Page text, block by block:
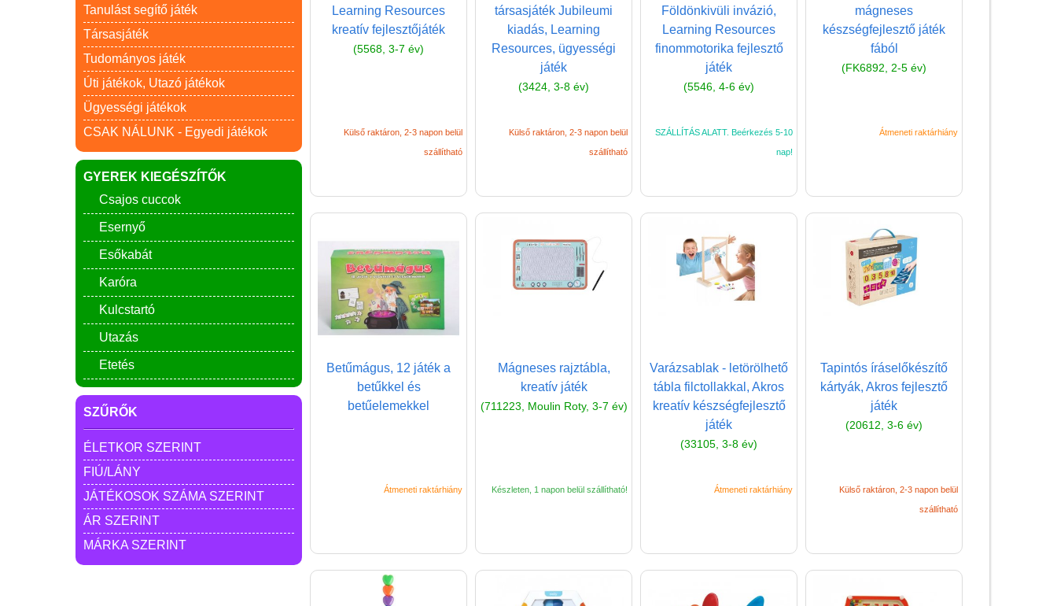
Tanulást segítő játék
Társasjáték
Tudományos játék
Úti játékok, Utazó játékok
Ügyességi játékok
CSAK NÁLUNK - Egyedi játékok
GYEREK KIEGÉSZÍTŐK
Csajos cuccok
Esernyő
Esőkabát
Karóra
Kulcstartó
Utazás
Etetés
SZŰRŐK
ÉLETKOR SZERINT
FIÚ/LÁNY
JÁTÉKOSOK SZÁMA SZERINT
ÁR SZERINT
MÁRKA SZERINT
Learning Resources
kreatív fejlesztőjáték
(5568, 3-7 év)
Külső raktáron, 2-3 napon belül
szállítható
társasjáték Jubileumi
kiadás, Learning
Resources, ügyességi
játék
(3424, 3-8 év)
Külső raktáron, 2-3 napon belül
szállítható
Földönkivüli invázió,
Learning Resources
finommotorika fejlesztő
játék
(5546, 4-6 év)
SZÁLLÍTÁS ALATT. Beérkezés 5-10
nap!
mágneses
készségfejlesztő játék
fából
(FK6892, 2-5 év)
Átmeneti raktárhiány
Betűmágus, 12 játék a
betűkkel és
betűelemekkel
Átmeneti raktárhiány
Mágneses rajztábla,
kreatív játék
(711223, Moulin Roty, 3-7 év)
Készleten, 1 napon belül szállítható!
Varázsablak - letörölhető
tábla filctollakkal, Akros
kreatív készségfejlesztő
játék
(33105, 3-8 év)
Átmeneti raktárhiány
Tapintós íráselőkészítő
kártyák, Akros fejlesztő
játék
(20612, 3-6 év)
Külső raktáron, 2-3 napon belül
szállítható
Vélemények
Adatkezelés
de akár INGYEN!
1-3 munkanapos kiszállítás
5%-os törzsvásárlói
Akiket támogatunk
Játék rendelés - Az internetes
Reklamáció és Elállás